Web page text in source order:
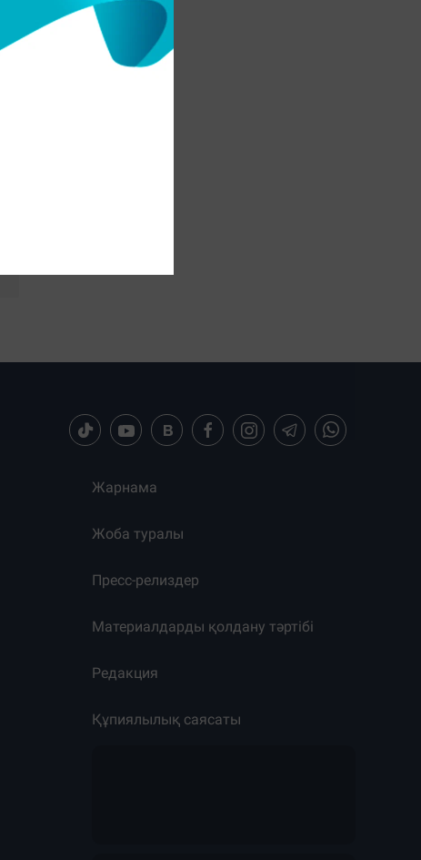
Жарнама
Жоба туралы
Пресс-релиздер
Материалдарды қолдану тәртібі
Редакция
Құпиялылық саясаты